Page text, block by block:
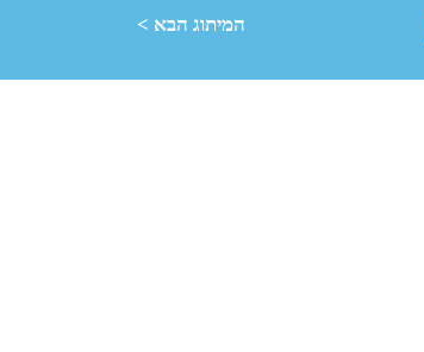
המיתוג הבא >